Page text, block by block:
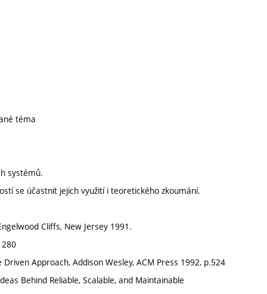
téma
systémů.
se účastnit jejich využití i teoretického zkoumání.
Cliffs, New Jersey 1991.
280
Approach, Addison Wesley, ACM Press 1992, p.524
Behind Reliable, Scalable, and Maintainable